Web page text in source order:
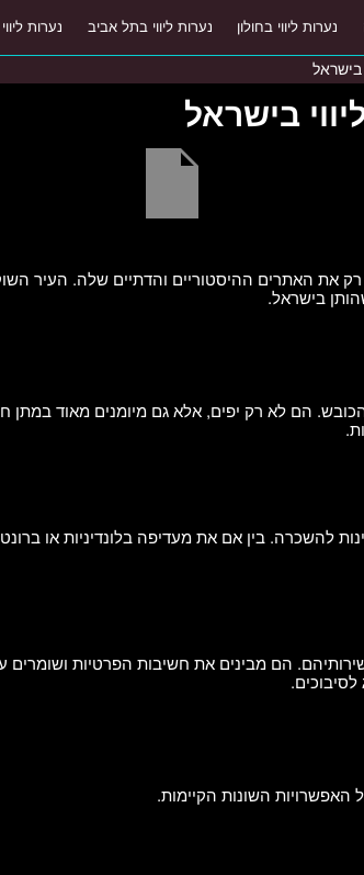
בישראל
נערות ליווי בחולון נערות ליווי בתל אביב נערות
בישראל
האתרים ההיסטוריים והדתיים שלה. העיר
בישראל.
הם לא רק יפים, אלא גם מיומנים מאוד במתן
להשכרה. בין אם את מעדיפה בלונדיניות או
הם מבינים את חשיבות הפרטיות
האפשרויות השונות הקיימות.